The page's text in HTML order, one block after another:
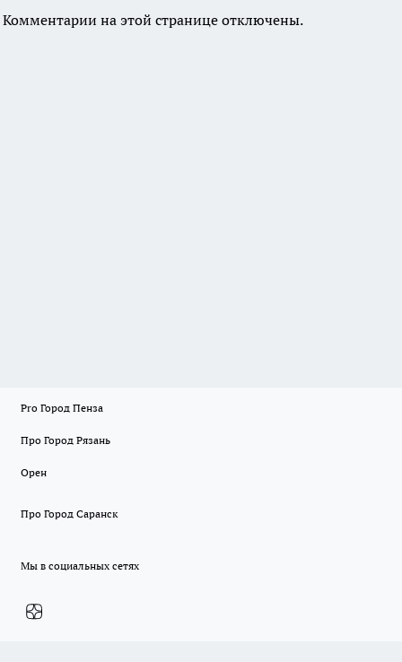
Комментарии на этой странице отключены.
Pro Город Пенза
Про Город Рязань
Орен
Про Город Саранск
Мы в социальных сетях